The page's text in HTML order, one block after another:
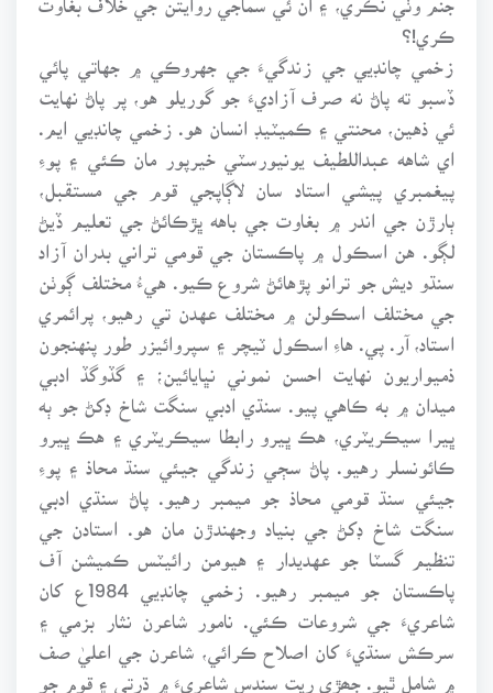
ڪري!؟
زخمي چانڊيي جي زندگيءَ جي جهروڪي ۾ جهاتي پائي
ڏسبو ته پاڻ نه صرف آزاديءَ جو گوريلو هو، پر پاڻ نهايت
ئي ذهين، محنتي ۽ ڪميٽيڊ انسان هو. زخمي چانڊيي ايم.
اي شاهه عبداللطيف يونيورسٽي خيرپور مان ڪئي ۽ پوءِ
پيغمبري پيشي استاد سان لاڳاپجي قوم جي مستقبل،
ٻارڙن جي اندر ۾ بغاوت جي باهه ڀڙڪائڻ جي تعليم ڏيڻ
لڳو. هن اسڪول ۾ پاڪستان جي قومي تراني بدران آزاد
سنڌو ديش جو ترانو پڙهائڻ شروع ڪيو. هيءُ مختلف ڳوٺن
جي مختلف اسڪولن ۾ مختلف عهدن تي رهيو، پرائمري
استاد، آر. پي. هاءِ اسڪول ٽيچر ۽ سپروائيزر طور پنهنجون
ذميواريون نهايت احسن نموني نڀايائين؛ ۽ گڏوگڏ ادبي
ميدان ۾ به ڪاهي پيو. سنڌي ادبي سنگت شاخ ڊکڻ جو ٻه
ڀيرا سيڪريٽري، هڪ ڀيرو رابطا سيڪريٽري ۽ هڪ ڀيرو
ڪائونسلر رهيو. پاڻ سڄي زندگي جيئي سنڌ محاذ ۽ پوءِ
جيئي سنڌ قومي محاذ جو ميمبر رهيو. پاڻ سنڌي ادبي
سنگت شاخ ڊکڻ جي بنياد وجهندڙن مان هو. استادن جي
تنظيم گسٽا جو عهديدار ۽ هيومن رائيٽس ڪميشن آف
پاڪستان جو ميمبر رهيو. زخمي چانڊيي 1984ع کان
شاعريءَ جي شروعات ڪئي. نامور شاعرن نثار بزمي ۽
سرڪش سنڌيءَ کان اصلاح ڪرائي، شاعرن جي اعليٰ صف
۾ شامل ٿيو. جھڙي ريت سندس شاعريءَ ۾ ڌرتي ۽ قوم جو